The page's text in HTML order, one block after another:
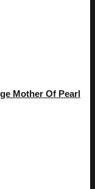
Mother Of Pearl